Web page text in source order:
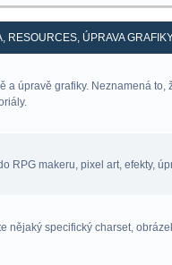
RESOURCES, ÚPRAVA
a úpravě grafiky. Neznamená
RPG makeru, pixel art, efekty,
nějaký specifický charset,